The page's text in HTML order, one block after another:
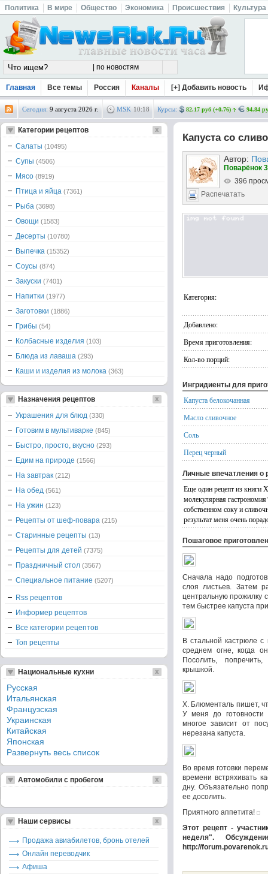
Политика В мире Общество Экономика Происшествия Культура
Главная Все темы Россия Каналы [+] Добавить новость
Сегодня: 9 августа 2026 г. MSK 10:18 Курсы: 82.17 руб (+0.76) 94.84
Капуста со
Автор:
Поварёнок
396
Распечатать
Категория:
Добавлено:
Время приготовления:
Кол-во порций:
Ингридиенты для
Капуста белокочанная
Масло сливочное
Соль
Перец черный
Личные впечатления о
Еще один рецепт из книги
молекулярная
собственном соку и
результат меня очень
Пошаговое
Сначала надо
слоя листьев. Затем
центральную прожилку
тем быстрее капуста
В стальной кастрюле
среднем огне, когда
Посолить,
крышкой.
Х. Блюменталь пишет,
У меня до
многое зависит от
нерезана капуста.
Во время готовки
времени встряхивать
дну. Объязательно
ее досолить.
Приятного аппетита!
Этот рецепт -
неделя".
http://
Категории рецептов
Салаты (10495)
Супы (4506)
Мясо (8919)
Птица и яйца (7361)
Рыба (3698)
Овощи (1583)
Десерты (10780)
Выпечка (15352)
Соусы (874)
Закуски (7401)
Напитки (1977)
Заготовки (1886)
Грибы (54)
Колбасные изделия (103)
Блюда из лаваша (293)
Каши и изделия из молока (363)
Назначения рецептов
Украшения для блюд (330)
Готовим в мультиварке (845)
Быстро, просто, вкусно (293)
Едим на природе (1566)
На завтрак (212)
На обед (561)
На ужин (123)
Рецепты от шеф-повара (215)
Старинные рецепты (13)
Рецепты для детей (7375)
Праздничный стол (3567)
Специальное питание (5207)
Rss рецептов
Информер рецептов
Все категории рецептов
Топ рецепты
Национальные кухни
Русская
Итальянская
Французская
Украинская
Китайская
Японская
Развернуть весь список
Автомобили с пробегом
Наши сервисы
Продажа авиабилетов, бронь отелей
Онлайн переводчик
Афиша